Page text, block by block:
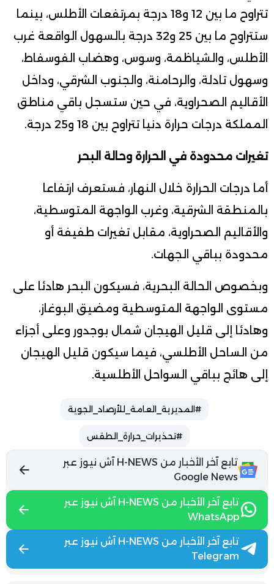
تتراوح ما بين 12 و18 درجة بمرتفعات الأطلس، بينما
ستتراوح ما بين 25 و32 درجة بالسهول الواقعة غرب
الأطلس، والشياظمة، وسوس، وهضاب الفوسفاط،
وسهول تادلة، والرحامنة، والجنوب الشرقي، وداخل
الأقاليم الصحراوية، في حين ستسجل باقي مناطق
المملكة درجات حرارة دنيا تتراوح بين 18 و25 درجة.
تغيرات محدودة في الحرارة وحالة البحر
أما درجات الحرارة خلال النهار، فستعرف ارتفاعا
بالمنطقة الشرقية، وغرب الواجهة المتوسطية،
والأقاليم الصحراوية، مقابل تغيرات طفيفة أو
محدودة بباقي الجهات.
وبخصوص الحالة البحرية، فسيكون البحر هادئا على
مستوى الواجهة المتوسطية ومضيق البوغاز،
وهادئا إلى قليل الهيجان شمال بوجدور وعلى أجزاء
من الساحل الأطلسي، فيما سيكون قليل الهيجان
إلى هائج بباقي السواحل الأطلسية.
#المديرية_العامة_للأرصاد_الجوية
#تحذيرات_حرارة_الطقس
تابع آخر الأخبار من H-NEWS آش نيوز عبر
Google News
تابع آخر الأخبار من H-NEWS آش نيوز عبر
WhatsApp
تابع آخر الأخبار من H-NEWS آش نيوز عبر
Telegram